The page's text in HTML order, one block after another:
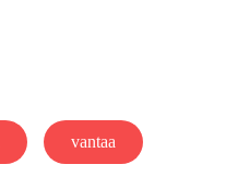
vantaa